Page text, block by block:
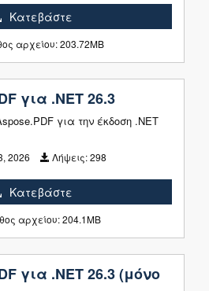
Κατεβάστε
αρχείου: 203.72MB
για .NET 26.3
για την έκδοση .NET
2026 Λήψεις:298
Κατεβάστε
αρχείου: 204.1MB
για .NET 26.3 (μόνο